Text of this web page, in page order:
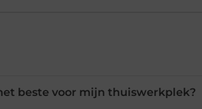
beste voor mijn thuiswerkplek?